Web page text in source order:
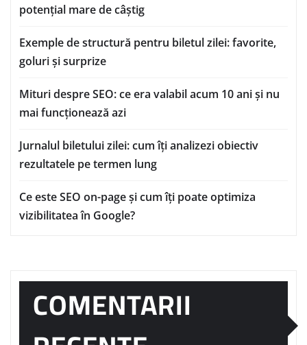
potențial mare de câștig
Exemple de structură pentru biletul zilei: favorite,
goluri și surprize
Mituri despre SEO: ce era valabil acum 10 ani și nu
mai funcționează azi
Jurnalul biletului zilei: cum îți analizezi obiectiv
rezultatele pe termen lung
Ce este SEO on-page și cum îți poate optimiza
vizibilitatea în Google?
COMENTARII